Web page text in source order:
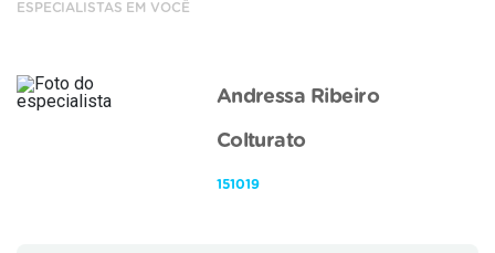
ESPECIALISTAS EM VOCÊ
Andressa Ribeiro
Colturato
151019